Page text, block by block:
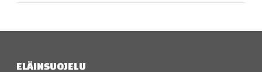
ELÄINSUOJELU